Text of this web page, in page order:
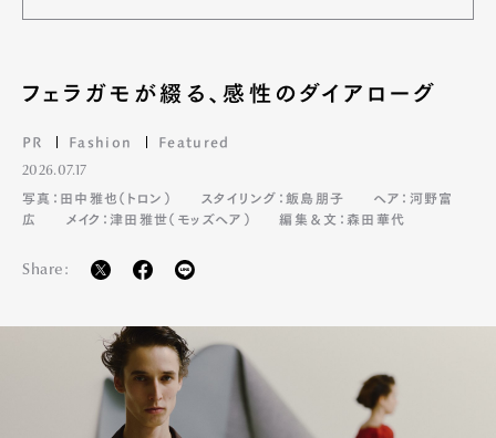
フェラガモが綴る、感性のダイアローグ
PR Fashion Featured
2026.07.17
写真：田中雅也（トロン）
スタイリング：飯島朋子
ヘア：河野富
広
メイク：津田雅世（モッズヘア） 編集＆文：森田華代
Share: